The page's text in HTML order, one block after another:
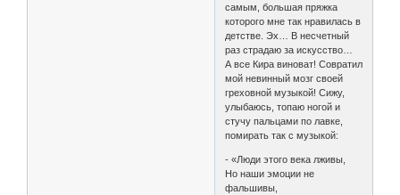
самым, большая пряжка
которого мне так нравилась в
детстве. Эх… В несчетный
раз страдаю за искусство…
А все Кира виноват! Совратил
мой невинный мозг своей
греховной музыкой! Сижу,
улыбаюсь, топаю ногой и
стучу пальцами по лавке,
помирать так с музыкой:
- «Люди этого века лживы,
Но наши эмоции не
фальшивы,